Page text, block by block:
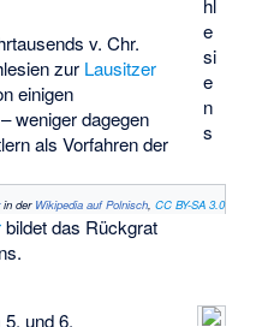
hl
e
si
e
n
s
in der Wikipedia auf Polnisch, CC BY-SA 3.0
bildet das Rückgrat
v. Chr.
zur Lausitzer
einigen
weniger dagegen
als Vorfahren der
und 6.